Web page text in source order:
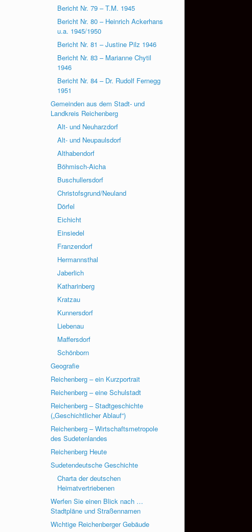
Bericht Nr. 79 – T.M. 1945
Bericht Nr. 80 – Heinrich Ackerhans
u.a. 1945/1950
Bericht Nr. 81 – Justine Pilz 1946
Bericht Nr. 83 – Marianne Chytil
1946
Bericht Nr. 84 – Dr. Rudolf Fernegg
1951
Gemeinden aus dem Stadt- und
Landkreis Reichenberg
Alt- und Neuharzdorf
Alt- und Neupaulsdorf
Althabendorf
Böhmisch-Aicha
Buschullersdorf
Christofsgrund/Neuland
Dörfel
Eichicht
Einsiedel
Franzendorf
Hermannsthal
Jaberlich
Katharinberg
Kratzau
Kunnersdorf
Liebenau
Maffersdorf
Schönborn
Geografie
Reichenberg – ein Kurzportrait
Reichenberg – eine Schulstadt
Reichenberg – Stadtgeschichte
(„Geschichtlicher Ablauf“)
Reichenberg – Wirtschaftsmetropole
des Sudetenlandes
Reichenberg Heute
Sudetendeutsche Geschichte
Charta der deutschen
Heimatvertriebenen
Werfen Sie einen Blick nach …
Stadtpläne und Straßennamen
Wichtige Reichenberger Gebäude